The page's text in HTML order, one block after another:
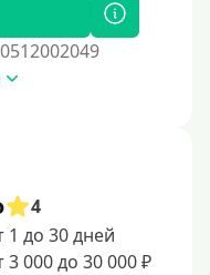
4
1 до 30 дней
3 000 до 30 000 ₽